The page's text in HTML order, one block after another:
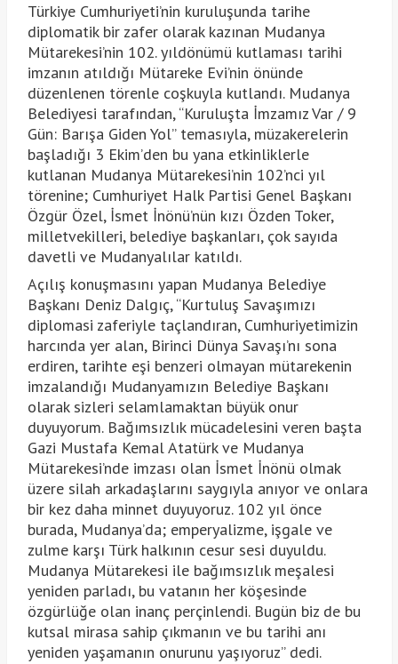
Türkiye Cumhuriyeti’nin kuruluşunda tarihe
diplomatik bir zafer olarak kazınan Mudanya
Mütarekesi’nin 102. yıldönümü kutlaması tarihi
imzanın atıldığı Mütareke Evi’nin önünde
düzenlenen törenle coşkuyla kutlandı. Mudanya
Belediyesi tarafından, “Kuruluşta İmzamız Var / 9
Gün: Barışa Giden Yol” temasıyla, müzakerelerin
başladığı 3 Ekim’den bu yana etkinliklerle
kutlanan Mudanya Mütarekesi’nin 102’nci yıl
törenine; Cumhuriyet Halk Partisi Genel Başkanı
Özgür Özel, İsmet İnönü’nün kızı Özden Toker,
milletvekilleri, belediye başkanları, çok sayıda
davetli ve Mudanyalılar katıldı.
Açılış konuşmasını yapan Mudanya Belediye
Başkanı Deniz Dalgıç, “Kurtuluş Savaşımızı
diplomasi zaferiyle taçlandıran, Cumhuriyetimizin
harcında yer alan, Birinci Dünya Savaşı’nı sona
erdiren, tarihte eşi benzeri olmayan mütarekenin
imzalandığı Mudanyamızın Belediye Başkanı
olarak sizleri selamlamaktan büyük onur
duyuyorum. Bağımsızlık mücadelesini veren başta
Gazi Mustafa Kemal Atatürk ve Mudanya
Mütarekesi’nde imzası olan İsmet İnönü olmak
üzere silah arkadaşlarını saygıyla anıyor ve onlara
bir kez daha minnet duyuyoruz. 102 yıl önce
burada, Mudanya’da; emperyalizme, işgale ve
zulme karşı Türk halkının cesur sesi duyuldu.
Mudanya Mütarekesi ile bağımsızlık meşalesi
yeniden parladı, bu vatanın her köşesinde
özgürlüğe olan inanç perçinlendi. Bugün biz de bu
kutsal mirasa sahip çıkmanın ve bu tarihi anı
yeniden yaşamanın onurunu yaşıyoruz” dedi.